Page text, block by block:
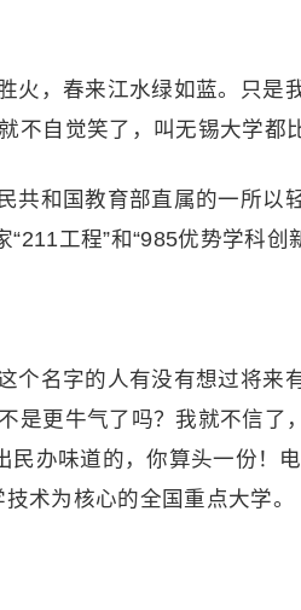
火，春来江水绿如蓝。只是
不自觉笑了，叫无锡大学都
共和国教育部直属的一所以
工程”和“985优势学科创
个名字的人有没有想过将来
是更牛气了吗？我就不信了
办味道的，你算头一份！
术为核心的全国重点大学。